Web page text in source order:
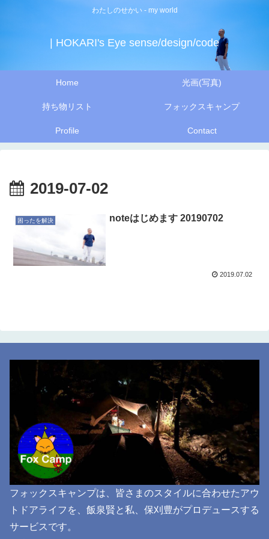
わたしのせかい - my world
| HOKARI's Eye sense/design/code
Home 光画(写真)
持ち物リスト フォックスキャンプ
Profile Contact
2019-07-02
困ったを解決 noteはじめます 20190702
2019.07.02
フォックスキャンプは、皆さまのスタイルに合わせたアウ
トドアライフを、飯泉賢と私、保刈豊がプロデュースする
サービスです。